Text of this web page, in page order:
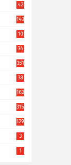
42
143
10
34
351
38
162
315
129
3
1